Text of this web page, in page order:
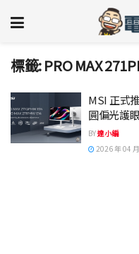
標籤:PRO MAX
MSI 正式
圓偏光護
BY達小編
2026 年 04